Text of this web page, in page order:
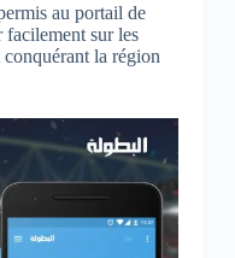
au portail de
facilement sur les
conquérant la région